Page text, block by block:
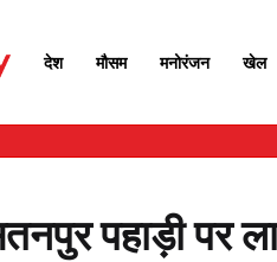
देश मौसम मनोरंजन खेल
पहाड़ी पर